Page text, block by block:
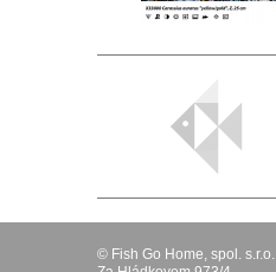
© Fish Go Home, spol. s.r.o.